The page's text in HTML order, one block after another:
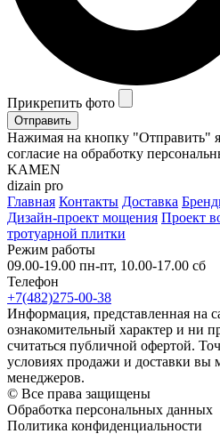
Прикрепить фото
Отправить
Нажимая на кнопку "Отправить"
согласие на обработку
KAMEN
dizain pro
Главная Контакты Доставка
Дизайн-проект мощения Проект
тротуарной плитки
Режим работы
09.00-19.00 пн-пт, 10.00-17.00 сб
Телефон
+7(482)275-00-38
Информация, представленная на
ознакомительный характер и ни
считаться публичной офертой.
условиях продажи и доставки вы
менеджеров.
© Все права защищены
Обработка персональных данных
Политика конфиденциальности